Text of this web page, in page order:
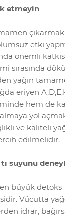
etmeyin
etki
önemli
sırasında
yağın
eriyen
hem de
yol
ve kaliteli
edilmelidir.
suyunu
büyük detoks
Vücutta
idrar,